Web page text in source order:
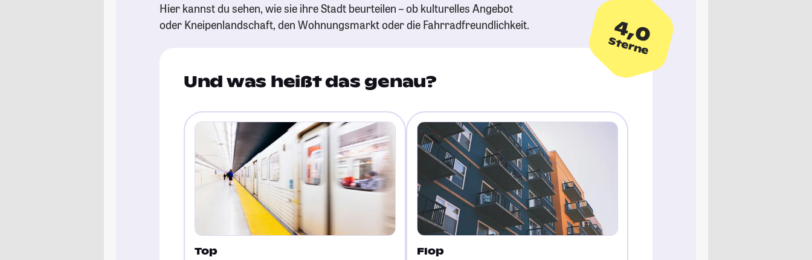
Hier kannst du sehen, wie sie ihre Stadt beurteilen – ob kulturelles Angebot
oder Kneipenlandschaft, den Wohnungsmarkt oder die Fahrradfreundlichkeit.
4,0
Sterne
Und was heißt das genau?
Top Flop